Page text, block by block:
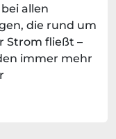
allen
die rund um
Strom fließt –
immer mehr